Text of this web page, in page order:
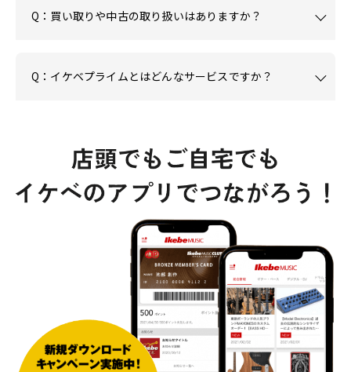
Q：買い取りや中古の取り扱いはありますか？
Q：イケベプライムとはどんなサービスですか？